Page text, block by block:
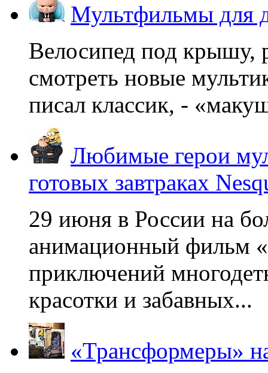
Мультфильмы для
Велосипед под крышу,
смотреть новые
писал классик, -
Любимые герои
готовых завтраках
29 июня в России на
анимационный фильм
приключений
красотки и забавных...
«Трансформеры»